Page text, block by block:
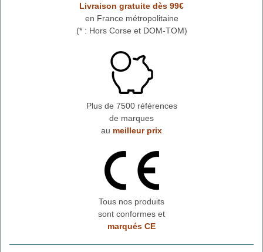
Livraison gratuite dès 99€
en France métropolitaine
(* : Hors Corse et DOM-TOM)
Plus de 7500 références
de marques
au meilleur prix
Tous nos produits
sont conformes et
marqués CE